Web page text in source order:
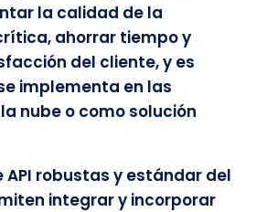
la calidad de la
ahorrar tiempo y
del cliente, y es
implementa en las
nube o como solución
API robustas y estándar del
integrar y incorporar